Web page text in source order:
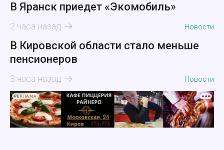
В Яранск приедет «Экомобиль»
2 часа назад Новости
В Кировской области стало меньше
пенсионеров
3 часа назад Новости
РЕКЛАМА